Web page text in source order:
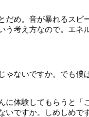
だめ。音が暴れるスピ
う考え方なので。エネ
ゃないですか。でも僕
に体験してもらうと「
いですか。しめしめで